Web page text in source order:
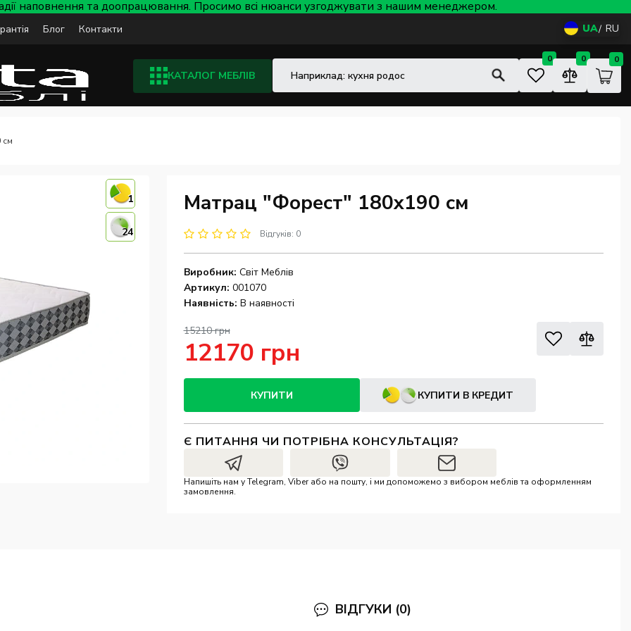
наповнення та доопрацювання. Просимо всі нюанси узгоджувати з нашим менеджером.
Блог Контакти UA RU
КАТАЛОГ МЕБЛІВ
0 0 0
см
1
24
Матрац "Форест" 180x190 см
Відгуків: 0
Виробник: Світ Меблів
Артикул: 001070
Наявність: В наявності
15210 грн
12170 грн
КУПИТИ КУПИТИ В КРЕДИТ
Є ПИТАННЯ ЧИ ПОТРІБНА КОНСУЛЬТАЦІЯ?
Напишіть нам у Telegram, Viber або на пошту, і ми допоможемо з вибором меблів та оформленням
замовлення.
ВІДГУКИ (0)